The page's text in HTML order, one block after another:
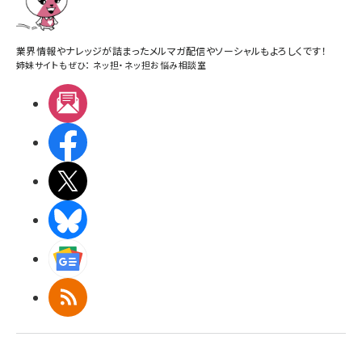
業界情報やナレッジが詰まったメルマガ配信やソーシャルもよろしくです！
姉妹サイトもぜひ： ネッ担・ ネッ担お悩み相談室
RSS